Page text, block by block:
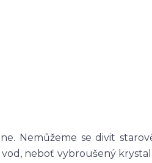
Nemůžeme se divit
neboť vybroušený